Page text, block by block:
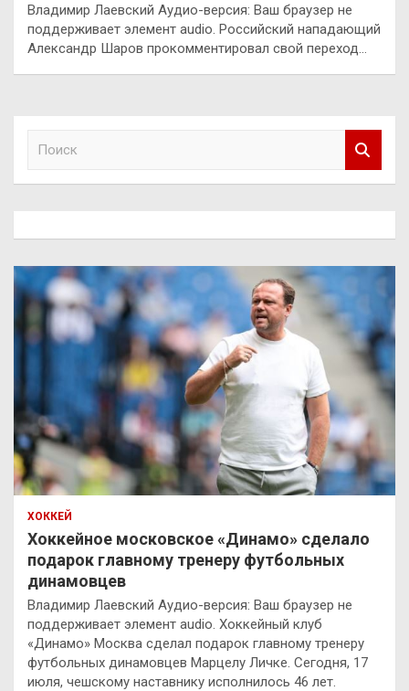
Владимир Лаевский Аудио-версия: Ваш браузер не
поддерживает элемент audio. Российский нападающий
Александр Шаров прокомментировал свой переход…
ХОККЕЙ
Хоккейное московское «Динамо» сделало
подарок главному тренеру футбольных
динамовцев
Владимир Лаевский Аудио-версия: Ваш браузер не
поддерживает элемент audio. Хоккейный клуб
«Динамо» Москва сделал подарок главному тренеру
футбольных динамовцев Марцелу Личке. Сегодня, 17
июля, чешскому наставнику исполнилось 46 лет.